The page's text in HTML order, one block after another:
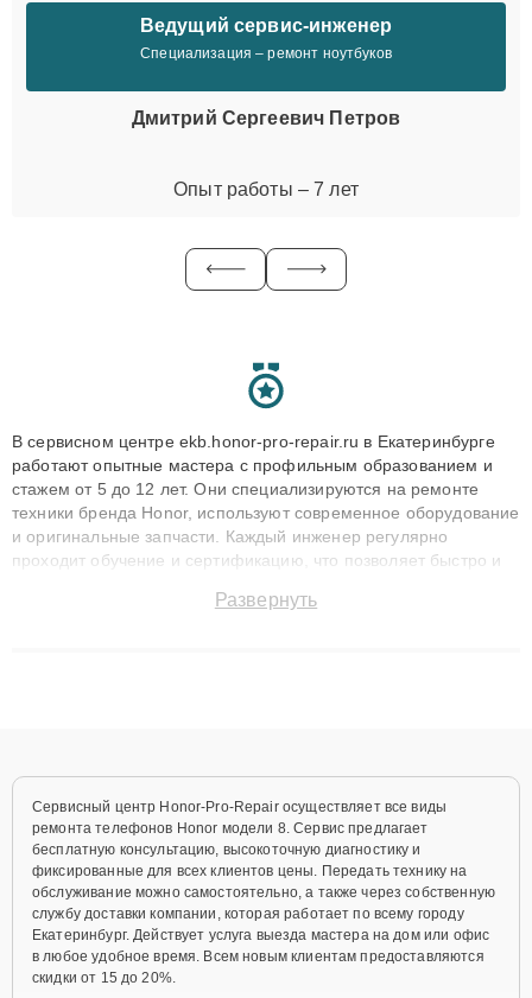
Ведущий сервис-инженер
Специализация – ремонт ноутбуков
Дмитрий Сергеевич Петров
Опыт работы – 7 лет
В сервисном центре ekb.honor-pro-repair.ru в Екатеринбурге
работают опытные мастера с профильным образованием и
стажем от 5 до 12 лет. Они специализируются на ремонте
техники бренда Honor, используют современное оборудование
и оригинальные запчасти. Каждый инженер регулярно
проходит обучение и сертификацию, что позволяет быстро и
сохранением гарантии до 3 лет. Наши мастера решают
Развернуть
Сервисный центр Honor-Pro-Repair осуществляет все виды
ремонта телефонов Honor модели 8. Сервис предлагает
бесплатную консультацию, высокоточную диагностику и
фиксированные для всех клиентов цены. Передать технику на
обслуживание можно самостоятельно, а также через собственную
службу доставки компании, которая работает по всему городу
Екатеринбург. Действует услуга выезда мастера на дом или офис
в любое удобное время. Всем новым клиентам предоставляются
скидки от 15 до 20%.